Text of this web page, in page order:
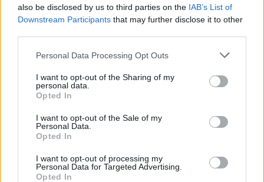
also be disclosed by us to third parties on the IAB’s List of
Downstream Participants that may further disclose it to other
Personal Data Processing Opt Outs
I want to opt-out of the Sharing of my
personal data.
Opted In
I want to opt-out of the Sale of my
Personal Data.
Opted In
I want to opt-out of processing my
Personal Data for Targeted Advertising.
Opted In
ΠΕΡΙΣΣΟΤΕΡΑ ΣΤΗΝ ΙΔΙΑ ΚΑΤΗΓΟΡΙΑ
Η ΕΑΕΕ ζητάει άρση ή μείωση του
ΦΠΑ και του φόρου ασφαλίστρων
27 Ιουνίου 2024
Εξετάσεις μέγιστης ακρίβειας με το
Ντυνάν» και με χρήση ΕΟΠΥΥ
01 Ιουλίου 2024